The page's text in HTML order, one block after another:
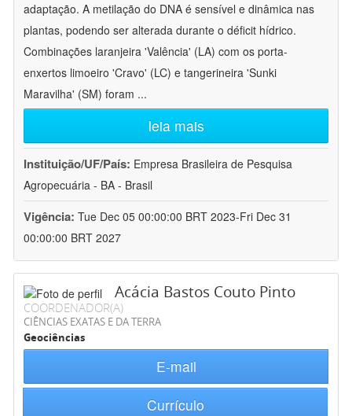
adaptação. A metilação do DNA é sensível e dinâmica nas
plantas, podendo ser alterada durante o déficit hídrico.
Combinações laranjeira 'Valência' (LA) com os porta-
enxertos limoeiro 'Cravo' (LC) e tangerineira 'Sunki
Maravilha' (SM) foram ...
leia mais
Instituição/UF/País: Empresa Brasileira de Pesquisa
Agropecuária - BA - Brasil
Vigência: Tue Dec 05 00:00:00 BRT 2023-Fri Dec 31
00:00:00 BRT 2027
Acácia Bastos Couto Pinto
COORDENADOR(A)
CIÊNCIAS EXATAS E DA TERRA
Geociências
E-mail
Currículo